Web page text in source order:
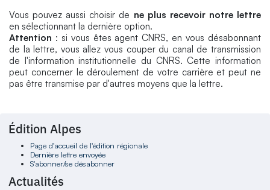
Vous pouvez aussi choisir de ne plus recevoir notre lettre
en sélectionnant la dernière option.
Attention : si vous êtes agent CNRS, en vous désabonnant
de la lettre, vous allez vous couper du canal de transmission
de l'information institutionnelle du CNRS. Cette information
peut concerner le déroulement de votre carrière et peut ne
pas être transmise par d'autres moyens que la lettre.
Édition Alpes
Page d'accueil de l'édition régionale
Dernière lettre envoyée
S'abonner/se désabonner
Actualités